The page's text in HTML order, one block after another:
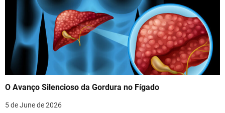
O Avanço Silencioso da Gordura no Fígado
5 de June de 2026